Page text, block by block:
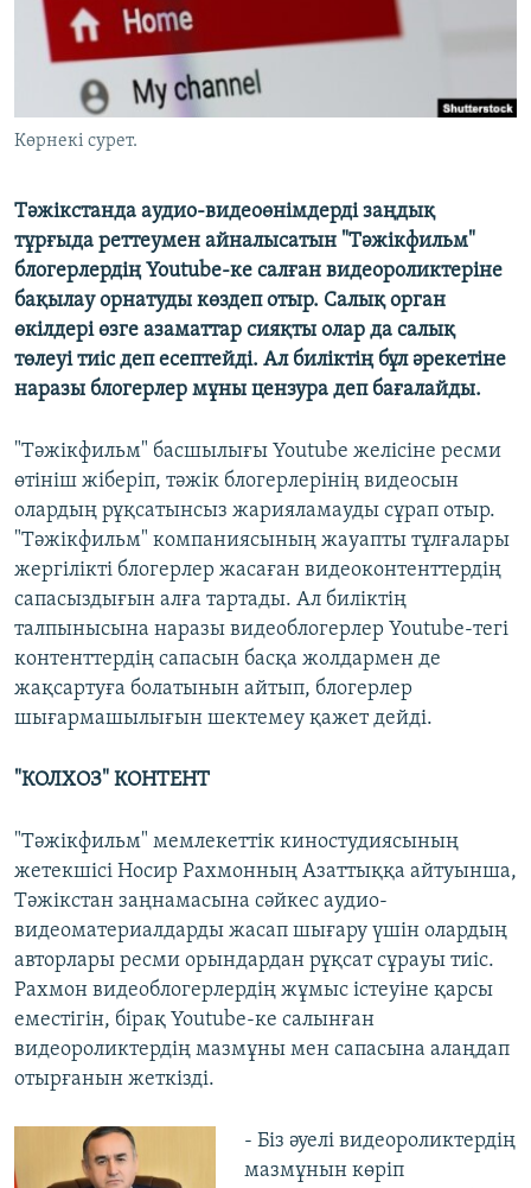
ЖАЗЫЛЫҢЫЗ
Басқа тілдерде
Көрнекі сурет.
Тәжікстанда аудио-видеоөнімдерді заңдық
тұрғыда реттеумен айналысатын "Тәжікфильм"
блогерлердің Youtube-ке салған видеороликтеріне
бақылау орнатуды көздеп отыр. Салық орган
өкілдері өзге азаматтар сияқты олар да салық
төлеуі тиіс деп есептейді. Ал биліктің бұл әрекетіне
наразы блогерлер мұны цензура деп бағалайды.
"Тәжікфильм" басшылығы Youtube желісіне ресми
өтініш жіберіп, тәжік блогерлерінің видеосын
олардың рұқсатынсыз жарияламауды сұрап отыр.
"Тәжікфильм" компаниясының жауапты тұлғалары
жергілікті блогерлер жасаған видеоконтенттердің
сапасыздығын алға тартады. Ал биліктің
талпынысына наразы видеоблогерлер Youtube-тегі
контенттердің сапасын басқа жолдармен де
жақсартуға болатынын айтып, блогерлер
шығармашылығын шектемеу қажет дейді.
"КОЛХОЗ" КОНТЕНТ
"Тәжікфильм" мемлекеттік киностудиясының
жетекшісі Носир Рахмонның Азаттыққа айтуынша,
Тәжікстан заңнамасына сәйкес аудио-
видеоматериалдарды жасап шығару үшін олардың
авторлары ресми орындардан рұқсат сұрауы тиіс.
Рахмон видеоблогерлердің жұмыс істеуіне қарсы
еместігін, бірақ Youtube-ке салынған
видеороликтердің мазмұны мен сапасына алаңдап
отырғанын жеткізді.
- Біз әуелі видеороликтердің
мазмұнын көріп